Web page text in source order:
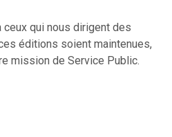
qui nous dirigent des
éditions soient maintenues,
mission de Service Public.